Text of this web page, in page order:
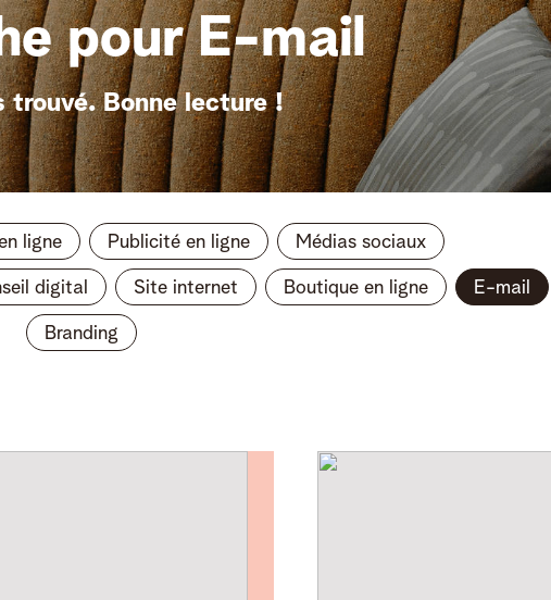
pour E-mail
trouvé.Bonne lecture !
ligne Publicité en ligne Médias sociaux
digital Site internet Boutique en ligne E-mail
Branding